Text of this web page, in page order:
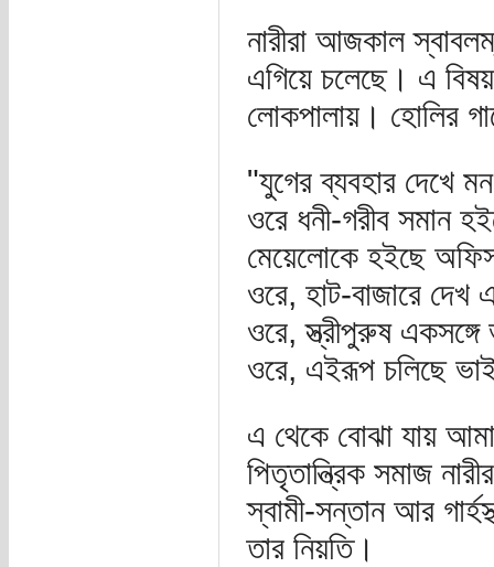
নারীরা আজকাল
এগিয়ে চলেছে। এ
লোকপালায়। হোলির
"যুগের ব্যবহার দেখে
ওরে ধনী-গরীব সমান
মেয়েলোকে হইছে
ওরে, হাট-বাজারে দেখ
ওরে, স্ত্রীপুরুষ একসঙ্গে
ওরে, এইরূপ চলিছে
এ থেকে বোঝা যায়
পিতৃতান্ত্রিক সমাজ
স্বামী-সন্তান আর
তার নিয়তি।